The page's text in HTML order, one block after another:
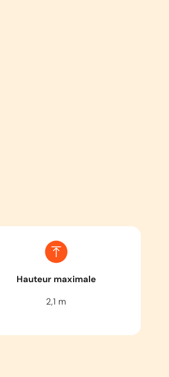
Hauteur maximale
2,1 m